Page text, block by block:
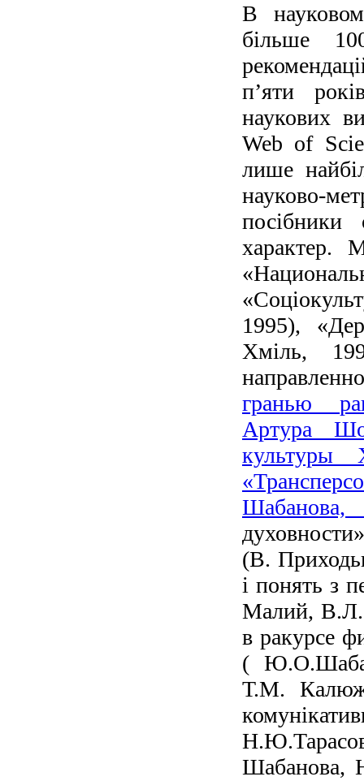
В
більше
п’яти
наукових
Web of
лише
науково-
посібники
характер.
1995),
Хміль,
гранью
Артура
культуры
(В.
і понять з
Малий, В.Л.
в ракурсе
(
Т.М.
Шабанова,